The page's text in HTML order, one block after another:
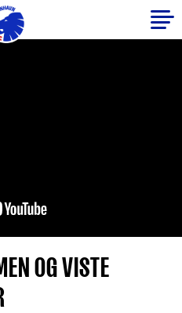
OG VISTE